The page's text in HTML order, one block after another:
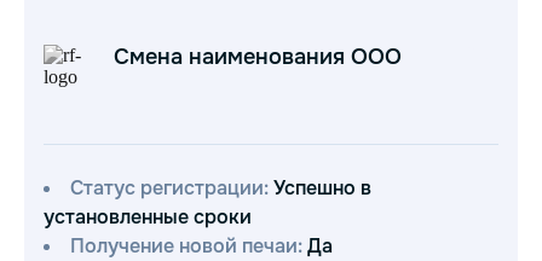
Смена наименования ООО
Статус регистрации:Успешно в
установленные сроки
Получение новой печаи:Да